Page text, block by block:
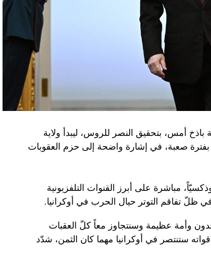
أمس، بتحقيق النصر للروس، ليبدأ ولاية
بفترة صعبة، في إشارة واضحة إلى حزم العقوبات
مباشرة على أبرز القنوات التلفزيونية
ظلّ تفاقم التوتر حيال الحرب في أوكرانيا.
وأمة عظيمة وسنتجاوز معاً كلّ العقبات
ستنتصر في أوكرانيا مهما كان الثمن، شدّد